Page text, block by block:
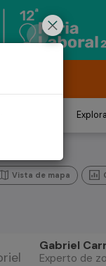
Vista de mapa
Gabriel
Experto de